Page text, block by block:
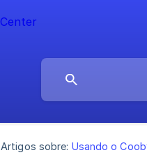
Artigos sobre: Usando o